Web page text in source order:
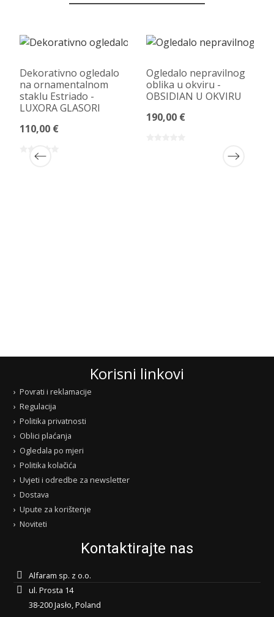
Dekorativno ogledalo
na ornamentalnom
staklu Estriado -
LUXORA GLASORI
110,00 €
Ogledalo nepravilnog
oblika u okviru -
OBSIDIAN U OKVIRU
190,00 €
Korisni linkovi
Povrati i reklamacije
Regulacija
Politika privatnosti
Oblici plaćanja
Ogledala po mjeri
Politika kolačića
Uvjeti i odredbe za newsletter
Dostava
Upute za korištenje
Noviteti
Kontaktirajte nas
Alfaram sp. z o.o.
ul. Prosta 14
38-200 Jasło, Poland